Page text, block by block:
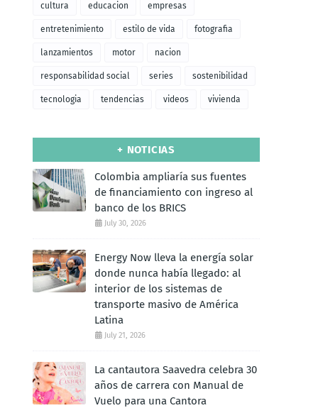
cultura educacion empresas
entretenimiento estilo de vida fotografia
lanzamientos motor nacion
responsabilidad social series sostenibilidad
tecnologia tendencias videos vivienda
+ NOTICIAS
Colombia ampliaría sus fuentes
de financiamiento con ingreso al
banco de los BRICS
July 30, 2026
Energy Now lleva la energía solar
donde nunca había llegado: al
interior de los sistemas de
transporte masivo de América
Latina
July 21, 2026
La cantautora Saavedra celebra 30
años de carrera con Manual de
Vuelo para una Cantora